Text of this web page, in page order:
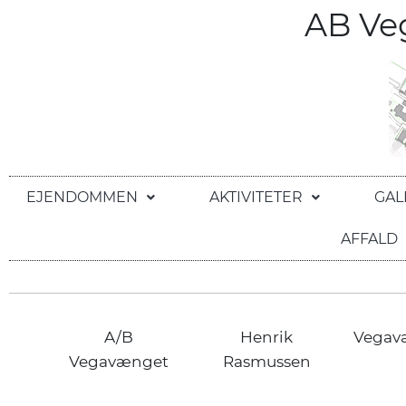
AB
EJENDOMMEN AKTIVITETER
AFFALD
A/B
Vegavænget
Henrik
Rasmussen